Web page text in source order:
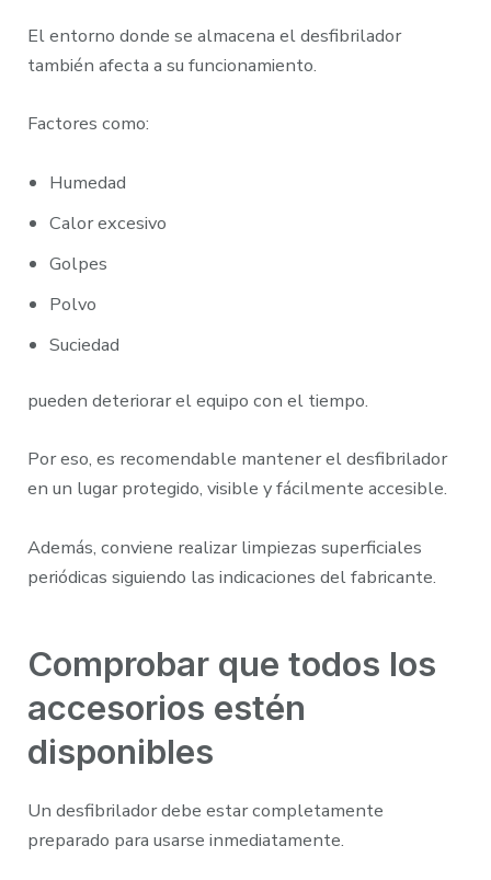
El entorno donde se almacena el desfibrilador
también afecta a su funcionamiento.
Factores como:
Humedad
Calor excesivo
Golpes
Polvo
Suciedad
pueden deteriorar el equipo con el tiempo.
Por eso, es recomendable mantener el desfibrilador
en un lugar protegido, visible y fácilmente accesible.
Además, conviene realizar limpiezas superficiales
periódicas siguiendo las indicaciones del fabricante.
Comprobar que todos los
accesorios estén
disponibles
Un desfibrilador debe estar completamente
preparado para usarse inmediatamente.